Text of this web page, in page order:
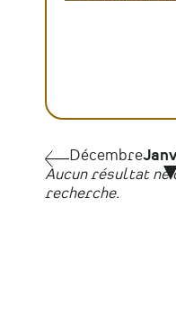
Pagination
Décembre
Décembre
Aucun résultat ne
recherche.